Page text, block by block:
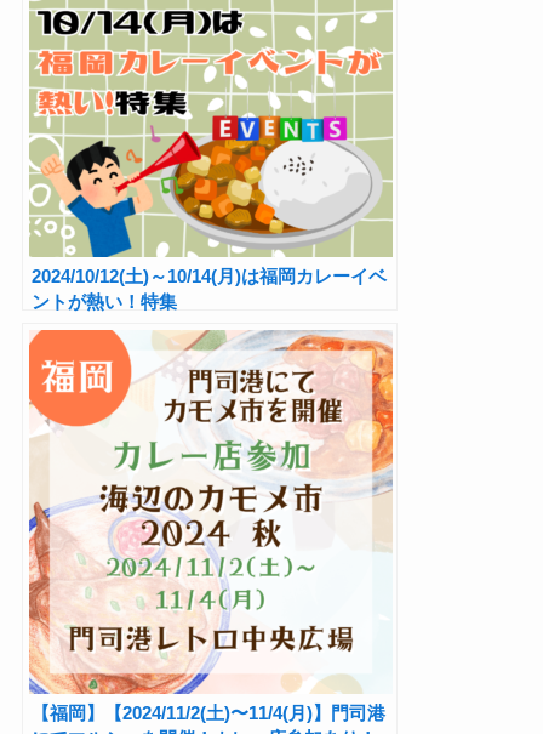
2024/10/12(土)～10/14(月)は福岡カレーイベ
ントが熱い！特集
【福岡】【2024/11/2(土)〜11/4(月)】門司港